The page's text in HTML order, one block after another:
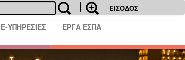
ΕΙΣΟΔΟΣ
E-ΥΠΗΡΕΣΙΕΣ ΕΡΓΑ ΕΣΠΑ